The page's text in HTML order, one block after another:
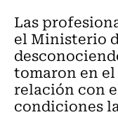
Las
el Ministerio
tomaron en el
relación con
condiciones